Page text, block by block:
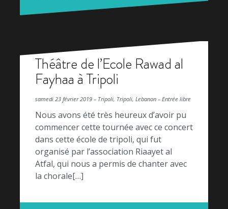
Théâtre de l’Ecole Rawad al
Fayhaa à Tripoli
samedi 23 février 2019 – Tripoli, Tripoli, Lebanon – Entrée libre
Nous avons été très heureux d’avoir pu
commencer cette tournée avec ce concert
dans cette école de tripoli, qui fut
organisé par l’association Riaayet al
Atfal, qui nous a permis de chanter avec
la chorale[…]